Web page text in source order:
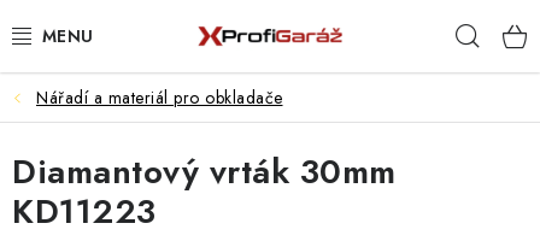
na
REALIZACE & ŘEŠENÍ
AKCE A NOVINKY
VYBAVENÍ PNEUSERVISU
Nářadí a materiál pro obkladače
Diamantový vrták 30mm
KD11223